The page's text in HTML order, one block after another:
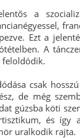
a
Ezt a
A
feloldódik.
csak
de még
gúzsba köti
és így
uralkodik rajta.